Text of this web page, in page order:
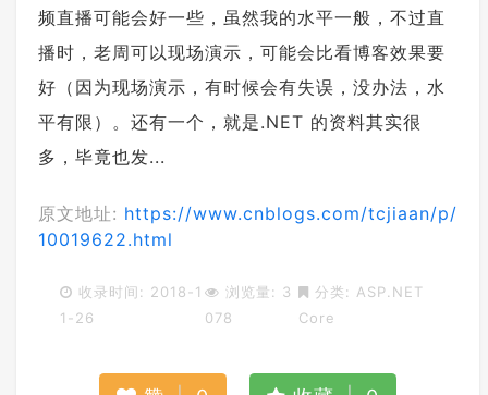
频直播可能会好一些，虽然我的水平一般，不过直
播时，老周可以现场演示，可能会比看博客效果要
好（因为现场演示，有时候会有失误，没办法，水
平有限）。还有一个，就是.NET 的资料其实很
多，毕竟也发...
原文地址: https://www.cnblogs.com/tcjiaan/p/
10019622.html
收录时间: 2018-1
1-26
浏览量: 3
078
分类: ASP.NET
Core